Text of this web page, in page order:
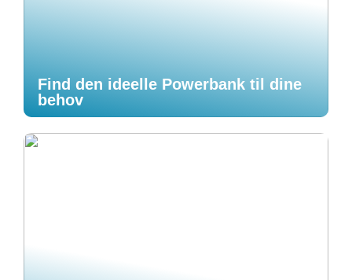
Find den ideelle Powerbank til dine
behov